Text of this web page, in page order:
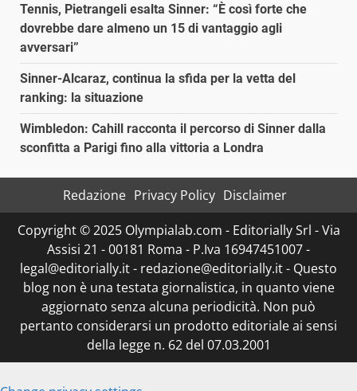
Tennis, Pietrangeli esalta Sinner: “È così forte che
dovrebbe dare almeno un 15 di vantaggio agli
avversari”
Sinner-Alcaraz, continua la sfida per la vetta del
ranking: la situazione
Wimbledon: Cahill racconta il percorso di Sinner dalla
sconfitta a Parigi fino alla vittoria a Londra
Redazione Privacy Policy Disclaimer
Copyright © 2025 Olympialab.com - Editorially Srl - Via
Assisi 21 - 00181 Roma - P.Iva 16947451007 -
legal@editorially.it - redazione@editorially.it - Questo
blog non è una testata giornalistica, in quanto viene
aggiornato senza alcuna periodicità. Non può
pertanto considerarsi un prodotto editoriale ai sensi
della legge n. 62 del 07.03.2001